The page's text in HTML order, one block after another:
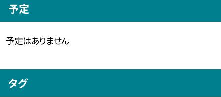
予定
予定はありません
タグ